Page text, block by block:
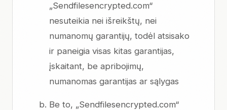
„Sendfilesencrypted.com“
nesuteikia nei išreikštų, nei
numanomų garantijų, todėl atsisako
ir paneigia visas kitas garantijas,
įskaitant, be apribojimų,
numanomas garantijas ar sąlygas
Be to, „Sendfilesencrypted.com“